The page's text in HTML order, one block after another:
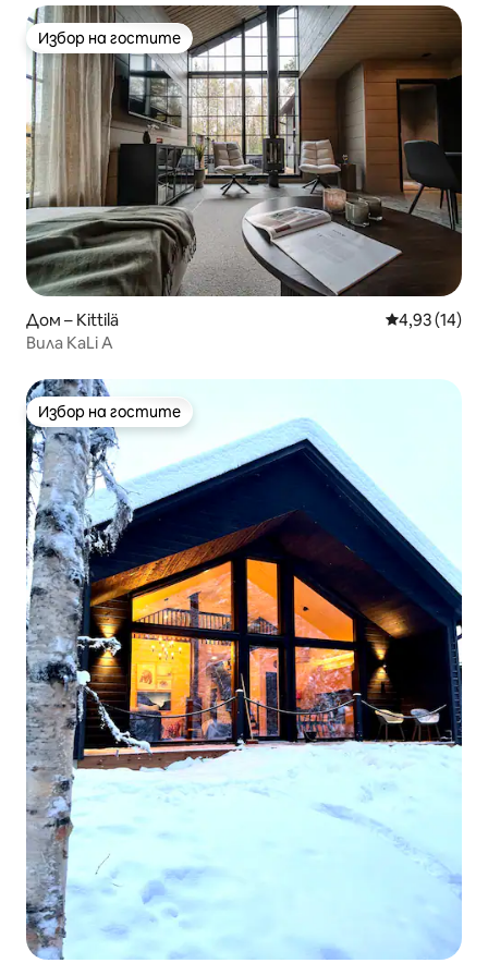
Избор на гостите
Избор на гостите
Дом – Kittilä Средна
4,93 (14)
Вила KaLi A
Избор на гостите
Избор на гостите